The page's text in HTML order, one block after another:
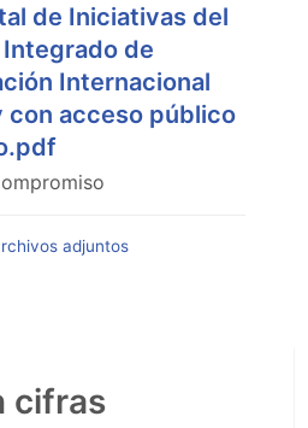
de Iniciativas del
de
Internacional
con acceso público
adjuntos
cifras